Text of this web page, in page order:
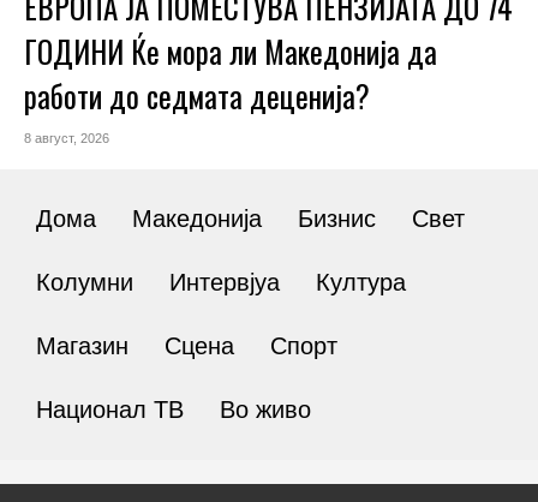
ГОДИНИ Ќе мора ли Македонија да
работи до седмата деценија?
8 август, 2026
Дома Македонија Бизнис Свет
Колумни Интервјуа Култура
Магазин Сцена Спорт
Национал ТВ Во живо